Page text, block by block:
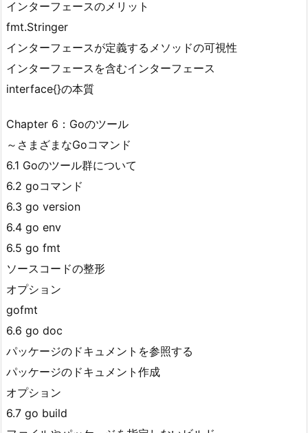
インターフェースのメリット
fmt.Stringer
インターフェースが定義するメソッドの可視性
インターフェースを含むインターフェース
interface{}の本質
Chapter 6：Goのツール
～さまざまなGoコマンド
6.1 Goのツール群について
6.2 goコマンド
6.3 go version
6.4 go env
6.5 go fmt
ソースコードの整形
オプション
gofmt
6.6 go doc
パッケージのドキュメントを参照する
パッケージのドキュメント作成
オプション
6.7 go build